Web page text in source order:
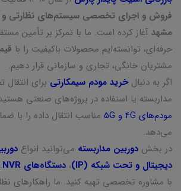
فروش و اجرای تخصصی سیستم‌های نظارتی و
مشهد آغاز کرده است. ما با تمرکز بر تأمین
حرفه‌ای، توانسته‌ایم محصولات باکیفیت را با
مشتریان خانگی، تجاری و سازمانی قرار دهیم.
اگر به دنبالخرید مودم سیمکارتی برای انتقال
مداربسته یا استفاده در پروژه‌های صنعتی
مودم‌های 4G و 5G
مناسب انتقال داده را با
می‌دهد.
در بخش دوربین مداربسته می‌توانید انواع
دیجیتال و تحت شبکه (IP)
، دستگاه‌های NVR
با مشاوره تخصصی تهیه کنید. ما راهکارهای